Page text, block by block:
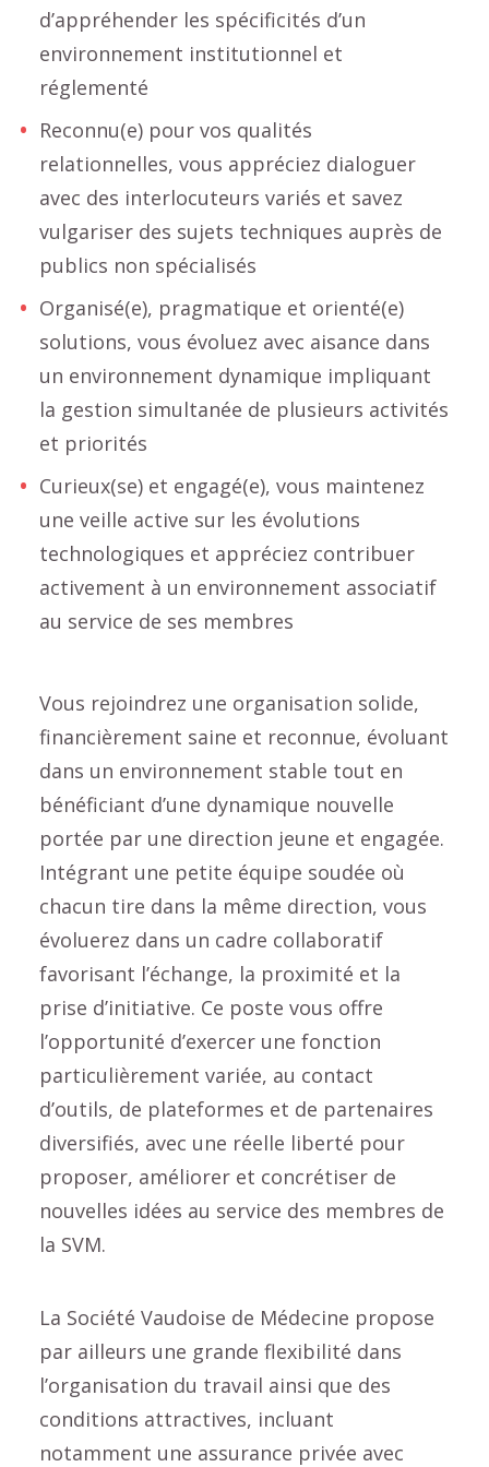
d’appréhender les spécificités d’un
environnement institutionnel et
réglementé
Reconnu(e) pour vos qualités
relationnelles, vous appréciez dialoguer
avec des interlocuteurs variés et savez
vulgariser des sujets techniques auprès de
publics non spécialisés
Organisé(e), pragmatique et orienté(e)
solutions, vous évoluez avec aisance dans
un environnement dynamique impliquant
la gestion simultanée de plusieurs activités
et priorités
Curieux(se) et engagé(e), vous maintenez
une veille active sur les évolutions
technologiques et appréciez contribuer
activement à un environnement associatif
au service de ses membres
Vous rejoindrez une organisation solide,
financièrement saine et reconnue, évoluant
dans un environnement stable tout en
bénéficiant d’une dynamique nouvelle
portée par une direction jeune et engagée.
Intégrant une petite équipe soudée où
chacun tire dans la même direction, vous
évoluerez dans un cadre collaboratif
favorisant l’échange, la proximité et la
prise d’initiative. Ce poste vous offre
l’opportunité d’exercer une fonction
particulièrement variée, au contact
d’outils, de plateformes et de partenaires
diversifiés, avec une réelle liberté pour
proposer, améliorer et concrétiser de
nouvelles idées au service des membres de
la SVM.
La Société Vaudoise de Médecine propose
par ailleurs une grande flexibilité dans
l’organisation du travail ainsi que des
conditions attractives, incluant
notamment une assurance privée avec